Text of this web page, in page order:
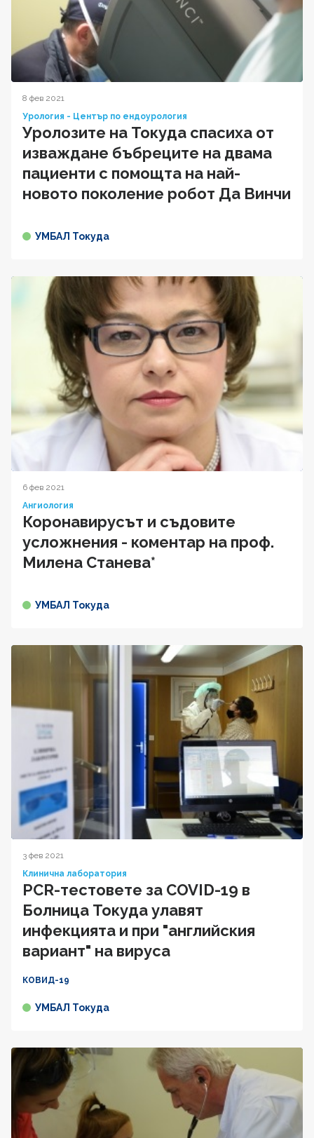
8 фев 2021
Урология - Център по ендоурология
Уролозите на Токуда спасиха от
изваждане бъбреците на двама
пациенти с помощта на най-
новото поколение робот Да Винчи
УМБАЛ Токуда
6 фев 2021
Ангиология
Коронавирусът и съдовите
усложнения - коментар на проф.
Милена Станева*
УМБАЛ Токуда
3 фев 2021
Клинична лаборатория
PCR-тестовете за COVID-19 в
Болница Токуда улавят
инфекцията и при "английския
вариант" на вируса
КОВИД-19
УМБАЛ Токуда